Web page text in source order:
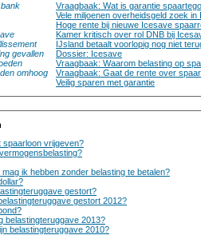
Vraagbaak: Wat is garantie
Vele miljoenen overheidsgeld zoek in
Hoge rente bij nieuwe Icesave
Kamer kritisch over rol DNB bij
IJsland betaalt voorlopig nog niet
gevallen
Dossier: Icesave
Vraagbaak: Waarom belasting op
omhoog
Vraagbaak: Gaat de rente over
Veilig sparen met garantie
spaarloon vrijgeven?
ik hebben zonder belasting te betalen?
gestort?
gestort 2012?
belastingteruggave 2013?
belastingteruggave 2010?